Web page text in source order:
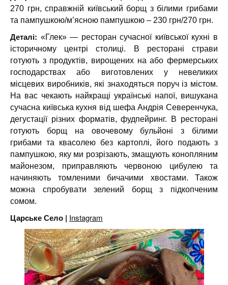
270 грн, справжній київський борщ з білими грибами
та пампушкою/м’ясною пампушкою – 230 грн/270 грн.
Деталі: «Глек» — ресторан сучасної київської кухні в
історичному центрі столиці. В ресторані страви
готують з продуктів, вирощених на або фермерських
господарствах або виготовлених у невеликих
місцевих виробників, які знаходяться поруч із містом.
На вас чекають найкращі українські напої, вишукана
сучасна київська кухня від шефа Андрія Северенчука,
дегустації різних форматів, фудпейринг. В ресторані
готують борщ на овочевому бульйоні з білими
грибами та квасолею без картоплі, його подають з
пампушкою, яку ми розрізають, змащують конопляним
майонезом, приправляють червоною цибулею та
начиняють томленими бичачими хвостами. Також
можна спробувати зелений борщ з підкопченим
сомом.
Царське Село | Instagram